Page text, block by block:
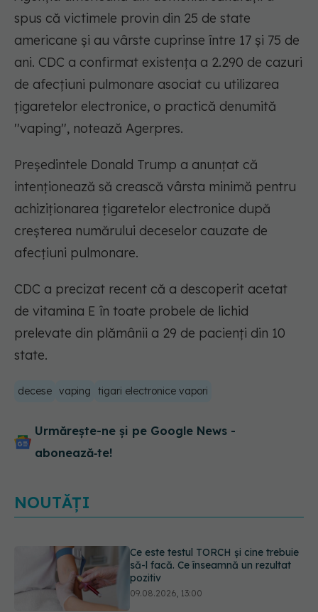
spus că victimele provin din 25 de state
americane şi au vârste cuprinse între 17 şi 75 de
ani. CDC a confirmat existenţa a 2.290 de cazuri
de afecţiuni pulmonare asociat cu utilizarea
ţigaretelor electronice, o practică denumită
''vaping'', notează Agerpres.
Preşedintele Donald Trump a anunţat că
intenţionează să crească vârsta minimă pentru
achiziţionarea ţigaretelor electronice după
creşterea numărului deceselor cauzate de
afecţiuni pulmonare.
CDC a precizat recent că a descoperit acetat
de vitamina E în toate probele de lichid
prelevate din plămânii a 29 de pacienţi din 10
state.
decese vaping tigari electronice vapori
Urmărește-ne și pe Google News -
abonează‑te!
NOUTĂȚI
Caz șocant la Cluj. Echipaj de
ambulanță atacat în timpul unei
misiuni în Cluj. Șoferul a ajuns la
operație.